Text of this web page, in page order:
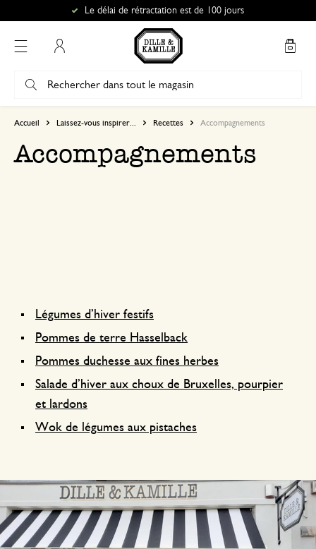
Le délai de rétractation est de 100 jours
Accueil Laissez-vous inspirer... Recettes Accompagnements
Accompagnements
Légumes d’hiver festifs
Pommes de terre Hasselback
Pommes duchesse aux fines herbes
Salade d’hiver aux choux de Bruxelles, pourpier
et lardons
Wok de légumes aux pistaches